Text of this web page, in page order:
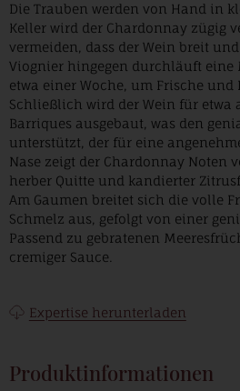
Die Trauben werden von Hand in
Keller wird der Chardonnay zügig
vermeiden, dass der Wein breit
Viognier hingegen durchläuft eine
etwa einer Woche, um Frische und
Schließlich wird der Wein für etwa
Barriques ausgebaut, was den
unterstützt, der für eine
Nase zeigt der Chardonnay Noten
herber Quitte und kandierter
Am Gaumen breitet sich die volle
Schmelz aus, gefolgt von einer
Passend zu gebratenen
cremiger Sauce.
Expertise herunterladen
Produktinformationen